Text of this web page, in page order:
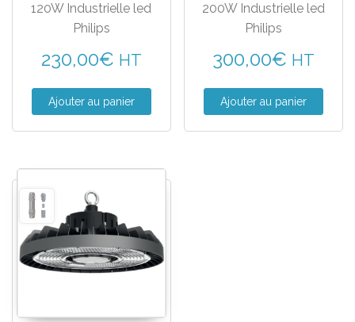
120W Industrielle led
Philips
230,00€ HT
Ajouter au panier
200W Industrielle led
Philips
300,00€ HT
Ajouter au panier